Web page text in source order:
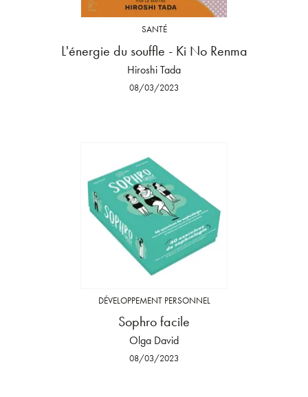
SANTÉ
L'énergie du souffle - Ki No Renma
Hiroshi Tada
08/03/2023
DÉVELOPPEMENT PERSONNEL
Sophro facile
Olga David
08/03/2023